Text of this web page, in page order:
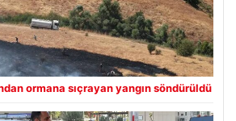
ormana sıçrayan yangın söndürüldü